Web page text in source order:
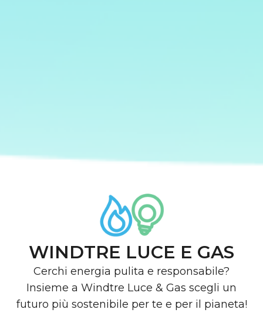
WINDTRE LUCE E GAS
Cerchi energia pulita e responsabile?
Insieme a Windtre Luce & Gas scegli un
futuro più sostenibile per te e per il pianeta!